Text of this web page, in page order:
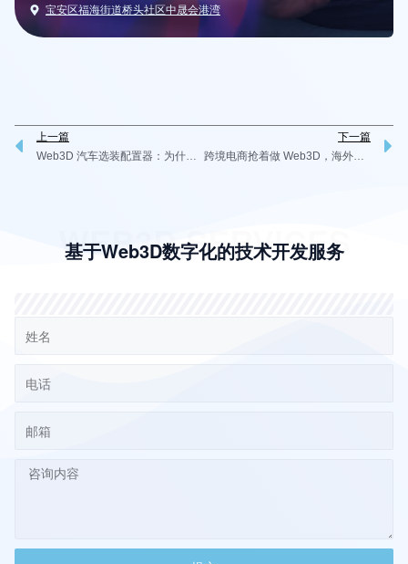
宝安区福海街道桥头社区中晟会港湾
Prev
上一篇
Web3D 汽车选装配置器：为什么成了车企数字化营销的必选项？
下一篇
跨境电商抢着做 Web3D，海外用户真的吃这一套吗？
WEB3D SERVICES
基于Web3D数字化的技术开发服务